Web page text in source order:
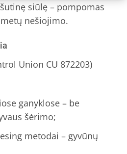
siūlę – pompomas
nešiojimo.
Union CU 872203)
ganyklose – be
šėrimo;
metodai – gyvūnų